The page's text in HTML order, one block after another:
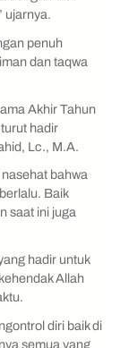
ujarnya.
penuh
dan taqwa
Akhir Tahun
hadir
Lc., M.A.
bahwa
Baik
saat ini juga
hadir untuk
Allah
diri baik di
semua yang